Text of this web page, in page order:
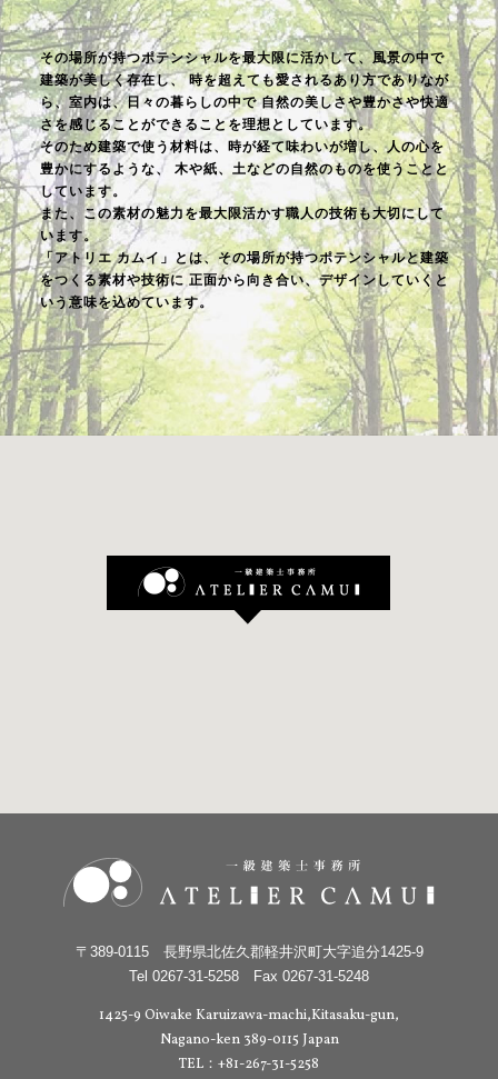
その場所が持つポテンシャルを最大限に活かして、風景の中で
建築が美しく存在し、時を超えても愛されるあり方でありなが
ら、室内は、日々の暮らしの中で自然の美しさや豊かさや快適
さを感じることができることを理想としています。
そのため建築で使う材料は、時が経て味わいが増し、人の心を
豊かにするような、 木や紙、土などの自然のものを使うことと
しています。
また、この素材の魅力を最大限活かす職人の技術も大切にして
います。
「アトリエ カムイ」とは、その場所が持つポテンシャルと建築
をつくる素材や技術に 正面から向き合い、デザインしていくと
いう意味を込めています。
〒389-0115 長野県北佐久郡軽井沢町大字追分1425-9
Tel 0267-31-5258 Fax 0267-31-5248
1425-9 Oiwake Karuizawa-machi,Kitasaku-gun,
Nagano-ken 389-0115 Japan
TEL：+81-267-31-5258